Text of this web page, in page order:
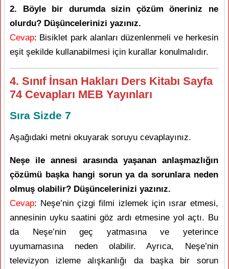
2. Böyle bir durumda sizin çözüm öneriniz ne
olurdu? Düşüncelerinizi yazınız.
Cevap: Bisiklet park alanları düzenlenmeli ve herkesin
eşit şekilde kullanabilmesi için kurallar konulmalıdır.
4. Sınıf İnsan Hakları Ders Kitabı Sayfa
74 Cevapları MEB Yayınları
Sıra Sizde 7
Aşağıdaki metni okuyarak soruyu cevaplayınız.
Neşe ile annesi arasında yaşanan anlaşmazlığın
çözümü başka hangi sorun ya da sorunlara neden
olmuş olabilir? Düşüncelerinizi yazınız.
Cevap: Neşe’nin çizgi filmi izlemek için ısrar etmesi,
annesinin uyku saatini göz ardı etmesine yol açtı. Bu
da Neşe’nin geç yatmasına ve yeterince
uyumamasına neden olabilir. Ayrıca, Neşe’nin
televizyon izleme alışkanlığı da başka bir sorun